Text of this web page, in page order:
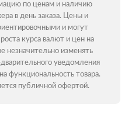
по ценам и наличию
в день заказа. Цены и
и могут
курса валют и цен на
незначительно изменять
уведомления
функциональность товара.
публичной офертой.